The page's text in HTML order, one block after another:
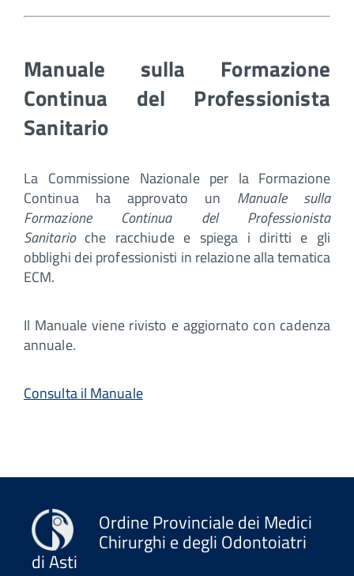
Manuale sulla Formazione
Continua del Professionista
Sanitario
La Commissione Nazionale per la Formazione
Continua ha approvato un Manuale sulla
Formazione Continua del Professionista
Sanitario che racchiude e spiega i diritti e gli
obblighi dei professionisti in relazione alla tematica
ECM.
Il Manuale viene rivisto e aggiornato con cadenza
annuale.
Consulta il Manuale
Ordine Provinciale dei Medici
Chirurghi e degli Odontoiatri
di Asti